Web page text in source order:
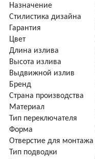
Назначение
Стилистика дизайна
Гарантия
Цвет
Длина излива
Высота излива
Выдвижной излив
Бренд
Страна производства
Материал
Тип переключателя
Форма
Отверстие для монтажа
Тип подводки